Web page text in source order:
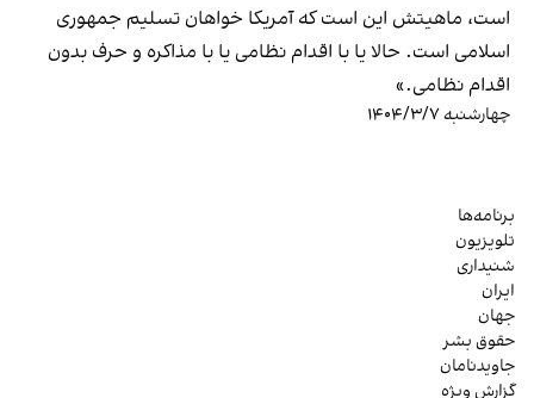
است، ماهیتش این است که آمریکا خواهان تسلیم جمهوری
اسلامی است. حالا یا با اقدام نظامی یا با مذاکره و حرف بدون
اقدام نظامی.»
چهارشنبه ۱۴۰۴/۳/۷
برنامه‌ها
تلویزیون
شنیداری
ایران
جهان
حقوق بشر
جاویدنامان
گزارش ویژه